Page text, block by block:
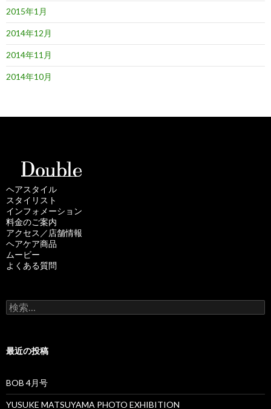
2015年1月
2014年12月
2014年11月
2014年10月
ヘアスタイル
スタイリスト
インフォメーション
料金のご案内
アクセス／店舗情報
ヘアケア商品
ムービー
よくある質問
検
索
最近の投稿
BOB 4月号
YUSUKE MATSUYAMA PHOTO EXHIBITION